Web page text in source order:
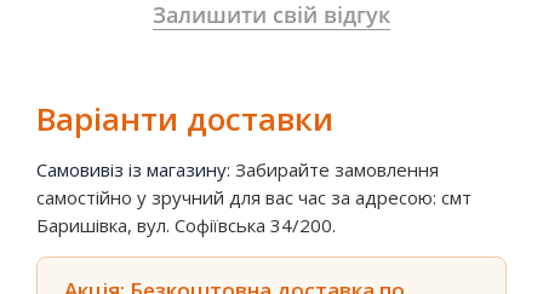
Залишити свій відгук
Варіанти доставки
Самовивіз із магазину: Забирайте замовлення
самостійно у зручний для вас час за адресою: смт
Баришівка, вул. Софіївська 34/200.